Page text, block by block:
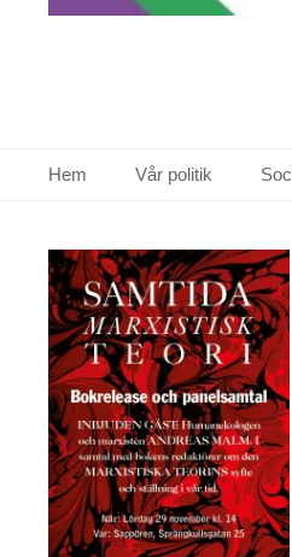
Primär meny
Hem Vår politik